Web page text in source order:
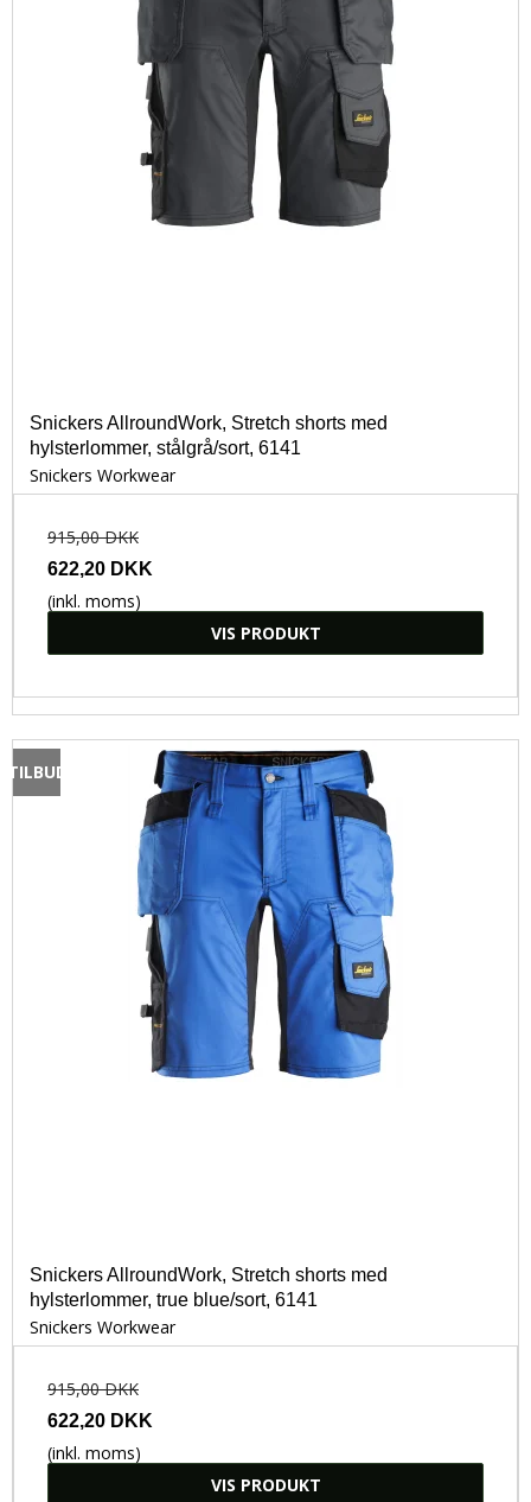
Snickers AllroundWork, Stretch shorts med
hylsterlommer, stålgrå/sort, 6141
Snickers Workwear
915,00 DKK
622,20 DKK
(inkl. moms)
VIS PRODUKT
TILBUD
Snickers AllroundWork, Stretch shorts med
hylsterlommer, true blue/sort, 6141
Snickers Workwear
915,00 DKK
622,20 DKK
(inkl. moms)
VIS PRODUKT